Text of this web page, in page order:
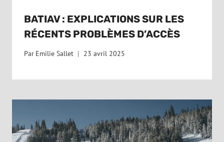
BATIAV : EXPLICATIONS SUR LES
RÉCENTS PROBLÈMES D’ACCÈS
Par Emilie Sallet 23 avril 2025